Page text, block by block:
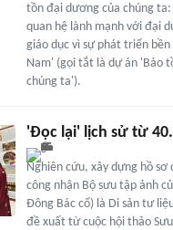
tồn đại dương của chúng ta:
quan hệ lành mạnh với đại
giáo dục vì sự phát triển
Nam' (gọi tắt là dự án 'Bảo
chúng ta').
'Đọc lại' lịch sử từ
Nghiên cứu, xây dựng hồ sơ
công nhận Bộ sưu tập ảnh
Đông Bác cổ) là Di sản tư
đề xuất từ cuộc hội thảo